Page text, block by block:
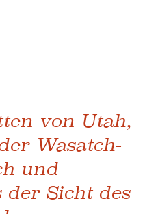
von Utah,
Wasatch-
und
Sicht des